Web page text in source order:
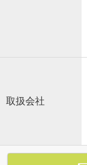
取扱会社